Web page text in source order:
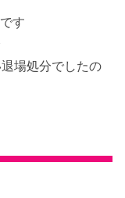
す
場処分でしたの